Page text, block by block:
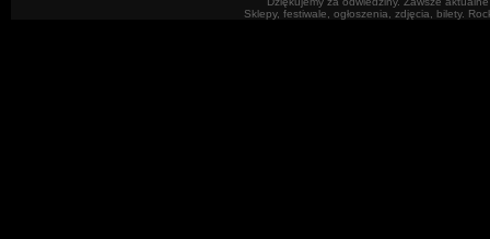
Sklepy, festiwale, ogłoszenia, zdjęcia, bilety.